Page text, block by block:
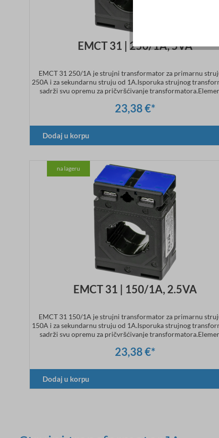
EMCT 31 | 250/1A, 5VA
EMCT 31 250/1A je strujni transformator za primarnu
250A i za sekundarnu struju od 1A.Isporuka strujnog
sadrži svu opremu za pričvršćivanje
Tehnički podaci Primarna struja: 250ASekundarna struja:
23,38 €*
Dodaj u korpu
na lageru
EMCT 31 | 150/1A, 2.5VA
EMCT 31 150/1A je strujni transformator za primarnu
150A i za sekundarnu struju od 1A.Isporuka strujnog
sadrži svu opremu za pričvršćivanje
Tehnički podaci Primarna struja: 150ASekundarna struja:
23,38 €*
Dodaj u korpu